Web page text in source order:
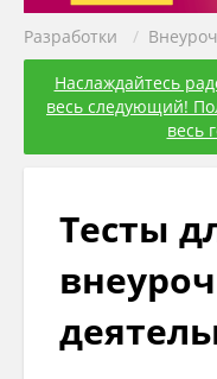
Разработки /
Наслаждайтесь
весь следующий!
весь
Тесты